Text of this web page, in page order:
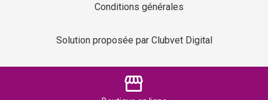
storefront
Conditions générales
Solution proposée par Clubvet Digital